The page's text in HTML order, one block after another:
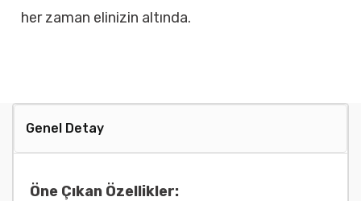
her zaman elinizin altında.
Genel Detay
Öne Çıkan Özellikler: